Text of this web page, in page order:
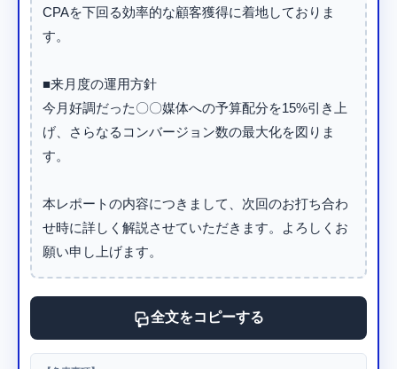
CPAを下回る効率的な顧客獲得に着地しておりま
す。
■来月度の運用方針
今月好調だった〇〇媒体への予算配分を15%引き上
げ、さらなるコンバージョン数の最大化を図りま
す。
本レポートの内容につきまして、次回のお打ち合わ
せ時に詳しく解説させていただきます。よろしくお
願い申し上げます。
全文をコピーする